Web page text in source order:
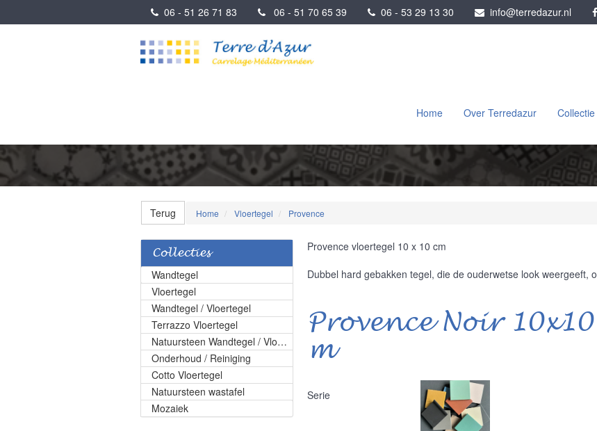
06 - 51 26 71 83 06 - 51 70 65 39 06 - 53 29 13 30 info@terredazur.nl
Home Over Terredazur Collectie
Terug Home Vloertegel Provence
Collecties
Wandtegel
Vloertegel
Wandtegel / Vloertegel
Terrazzo Vloertegel
Natuursteen Wandtegel / Vloertegel
Onderhoud / Reiniging
Cotto Vloertegel
Natuursteen wastafel
Mozaiek
Provence vloertegel 10 x 10 cm
Dubbel hard gebakken tegel, die de ouderwetse look weergeeft,
Provence Noir
m
Serie